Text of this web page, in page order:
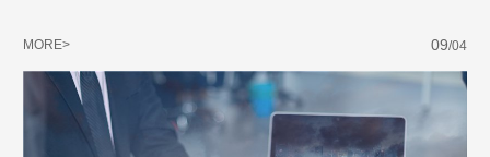
MORE> 09/04